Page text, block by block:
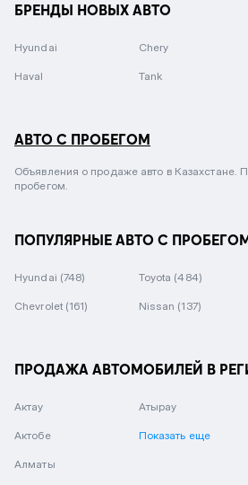
БРЕНДЫ НОВЫХ АВТО
Hyundai Chery
Haval Tank
АВТО С ПРОБЕГОМ
Объявления о продаже авто в Казахстане.
пробегом.
ПОПУЛЯРНЫЕ АВТО С
Hyundai (748) Toyota (484)
Chevrolet (161) Nissan (137)
ПРОДАЖА АВТОМОБИЛЕЙ В
Актау
Актобе
Алматы
Атырау
Показать еще